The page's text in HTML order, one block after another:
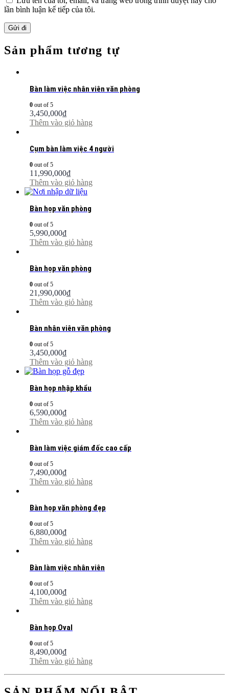
lần bình luận kế tiếp của tôi.
Sản phẩm tương tự
Bàn làm việc nhân viên văn phòng
0 out of 5
3,450,000₫
Thêm vào giỏ hàng
Cụm bàn làm việc 4 người
0 out of 5
11,990,000₫
Thêm vào giỏ hàng
Bàn họp văn phòng
0 out of 5
5,990,000₫
Thêm vào giỏ hàng
Bàn họp văn phòng
0 out of 5
21,990,000₫
Thêm vào giỏ hàng
Bàn nhân viên văn phòng
0 out of 5
3,450,000₫
Thêm vào giỏ hàng
Bàn họp nhập khẩu
0 out of 5
6,590,000₫
Thêm vào giỏ hàng
Bàn làm việc giám đốc cao cấp
0 out of 5
7,490,000₫
Thêm vào giỏ hàng
Bàn họp văn phòng đẹp
0 out of 5
6,880,000₫
Thêm vào giỏ hàng
Bàn làm việc nhân viên
0 out of 5
4,100,000₫
Thêm vào giỏ hàng
Bàn họp Oval
0 out of 5
8,490,000₫
Thêm vào giỏ hàng